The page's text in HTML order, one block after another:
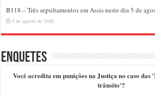
B118 – Três sepultamentos em Assis neste dia 5 de
5 de agosto de 2026
Enquetes
Você acredita em punições na Justiça no caso das
trânsito'?